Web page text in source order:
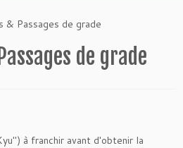
& Passages de grade
de grade
à franchir avant d'obtenir la